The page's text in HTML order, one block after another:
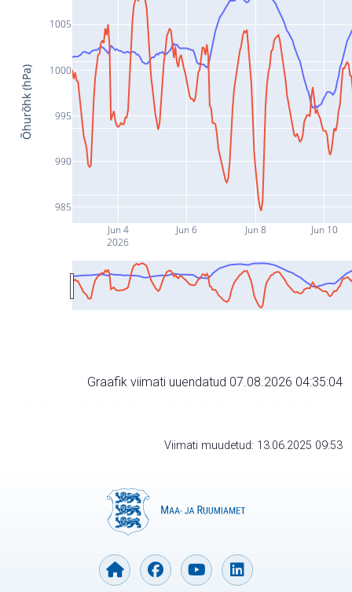
Jun 4
2026
Jun 6 Jun 8 Jun 10
985
990
995
1000
1005
Õhurõhk (hPa)
Graafik viimati uuendatud 07.08.2026 04:35:04
Viimati muudetud: 13.06.2025 09:53